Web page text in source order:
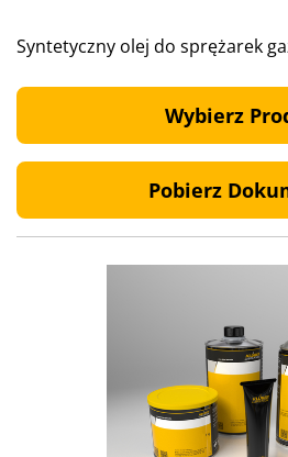
Syntetyczny olej do sprężarek
Wybierz
Pobierz